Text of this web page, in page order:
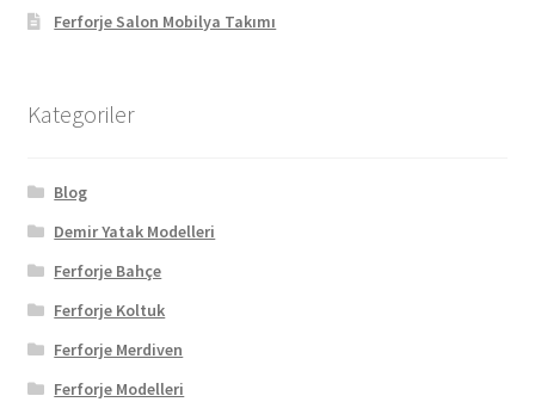
Ferforje Salon Mobilya Takımı
Kategoriler
Blog
Demir Yatak Modelleri
Ferforje Bahçe
Ferforje Koltuk
Ferforje Merdiven
Ferforje Modelleri